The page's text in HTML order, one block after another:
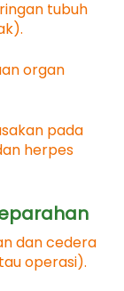
tubuh
organ
pada
herpes
dan cedera
operasi).